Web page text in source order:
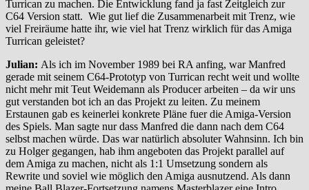
Turrican zu machen. Die Entwicklung fand ja fast Zeitgleich zur
C64 Version statt. Wie gut lief die Zusammenarbeit mit Trenz, wie
viel Freiräume hatte ihr, wie viel hat Trenz wirklich für das Amiga
Turrican geleistet?
Julian: Als ich im November 1989 bei RA anfing, war Manfred
gerade mit seinem C64-Prototyp von Turrican recht weit und wollte
nicht mehr mit Teut Weidemann als Producer arbeiten – da wir uns
gut verstanden bot ich an das Projekt zu leiten. Zu meinem
Erstaunen gab es keinerlei konkrete Pläne fuer die Amiga-Version
des Spiels. Man sagte nur dass Manfred die dann nach dem C64
selbst machen würde. Das war natürlich absoluter Wahnsinn. Ich bin
zu Holger gegangen, hab ihm angeboten das Projekt parallel auf
dem Amiga zu machen, nicht als 1:1 Umsetzung sondern als
Rewrite und soviel wie möglich den Amiga ausnutzend. Als dann